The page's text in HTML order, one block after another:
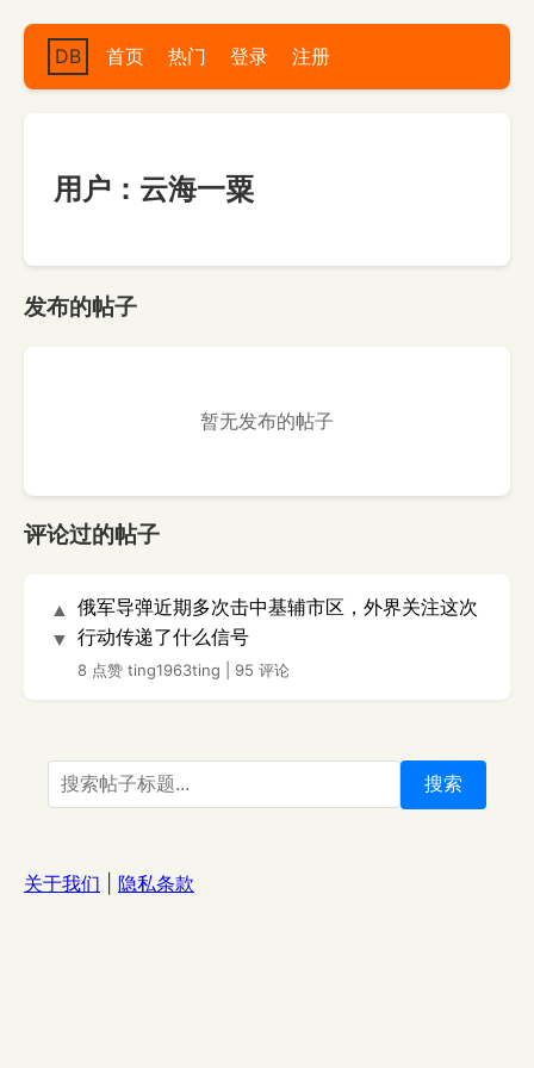
DB 首页 热门 登录 注册
用户：云海一粟
发布的帖子
暂无发布的帖子
评论过的帖子
▲
▼
俄军导弹近期多次击中基辅市区，外界关注这次
行动传递了什么信号
8 点赞 ting1963ting 95 评论
搜索
关于我们 隐私条款